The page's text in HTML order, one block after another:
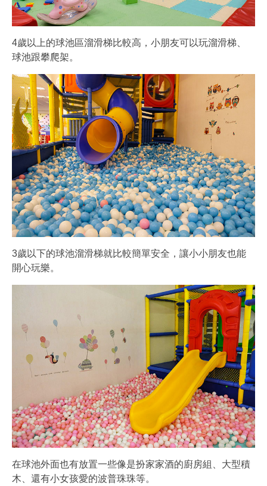
4歲以上的球池區溜滑梯比較高，小朋友可以玩溜滑梯、
球池跟攀爬架。
3歲以下的球池溜滑梯就比較簡單安全，讓小小朋友也能
開心玩樂。
在球池外面也有放置一些像是扮家家酒的廚房組、大型積
木、還有小女孩愛的波普珠珠等。